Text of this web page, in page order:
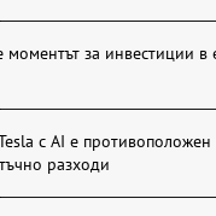
за инвестиции в
с AI е
разходи